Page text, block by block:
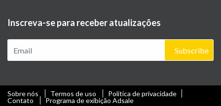
Inscreva-se para receber atualizações
Subscribe
Sobre nós Termos de uso
Política de privacidade
Contato
Programa de exibição Adsale